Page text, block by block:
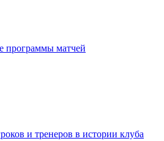
программы матчей
и тренеров в истории клуба